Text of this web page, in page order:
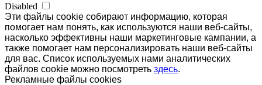
Disabled
Эти файлы cookie собирают информацию, которая
помогает нам понять, как используются наши веб-сайты,
насколько эффективны наши маркетинговые кампании, а
также помогает нам персонализировать наши веб-сайты
для вас. Список используемых нами аналитических
файлов cookie можно посмотреть здесь.
Рекламные файлы cookies